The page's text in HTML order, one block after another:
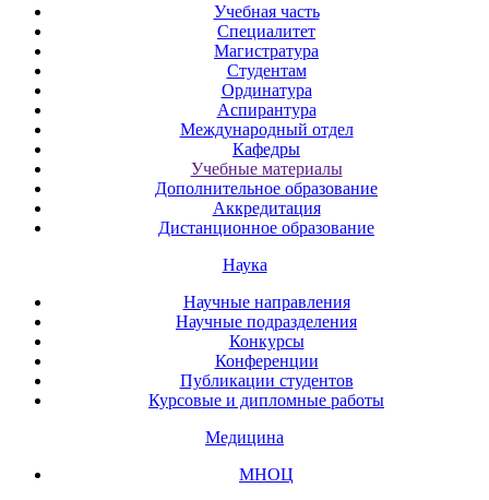
Учебная часть
Специалитет
Магистратура
Студентам
Ординатура
Аспирантура
Международный отдел
Кафедры
Учебные материалы
Дополнительное образование
Аккредитация
Дистанционное образование
Наука
Научные направления
Научные подразделения
Конкурсы
Конференции
Публикации студентов
Курсовые и дипломные работы
Медицина
МНОЦ